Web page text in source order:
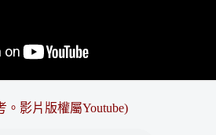
。影片版權屬Youtube)